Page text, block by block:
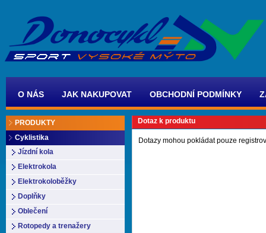
O NÁS JAK NAKUPOVAT OBCHODNÍ PODMÍNKY
PRODUKTY
Cyklistika
Jízdní kola
Elektrokola
Elektrokoloběžky
Doplňky
Oblečení
Rotopedy a trenažery
Dotaz k produktu
Dotazy mohou pokládat pouze